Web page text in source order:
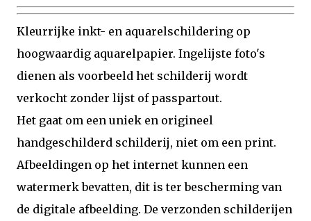
Kleurrijke inkt- en aquarelschildering op
hoogwaardig aquarelpapier. Ingelijste foto's
dienen als voorbeeld het schilderij wordt
verkocht zonder lijst of passpartout.
Het gaat om een uniek en origineel
handgeschilderd schilderij, niet om een print.
Afbeeldingen op het internet kunnen een
watermerk bevatten, dit is ter bescherming van
de digitale afbeelding. De verzonden schilderijen